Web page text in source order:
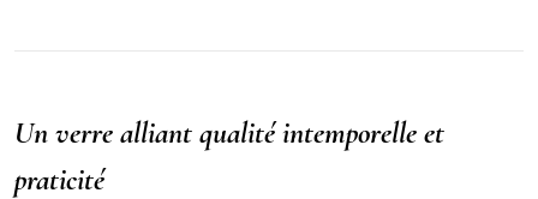
Un verre alliant qualité intemporelle et
praticité